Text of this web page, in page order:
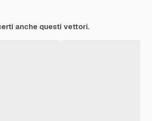
anche questi vettori.